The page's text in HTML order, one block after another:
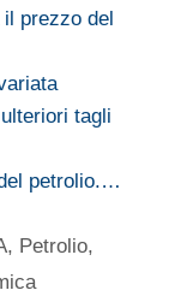
prezzo del
tagli
petrolio.…
, Petrolio,